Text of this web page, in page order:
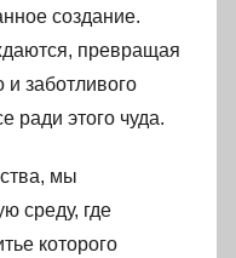
создание.
превращая
и заботливого
ради этого чуда.
мы
среду, где
которого